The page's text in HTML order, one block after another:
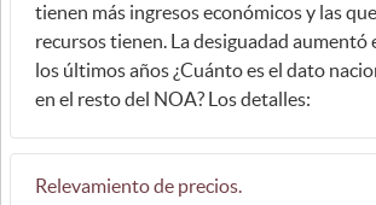
tienen más ingresos económicos y las
recursos tienen. La desiguadad aumentó
los últimos años ¿Cuánto es el dato
en el resto del NOA? Los detalles:
Relevamiento de precios.